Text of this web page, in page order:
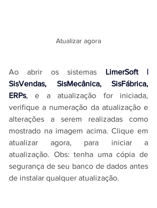
Atualizar agora
Ao abrir os sistemas LimerSoft |
SisVendas, SisMecânica, SisFábrica,
ERPs, e a atualização for iniciada,
verifique a numeração da atualização e
alterações a serem realizadas como
mostrado na imagem acima. Clique em
atualizar agora, para iniciar a
atualização. Obs: tenha uma cópia de
segurança de seu banco de dados antes
de instalar qualquer atualização.